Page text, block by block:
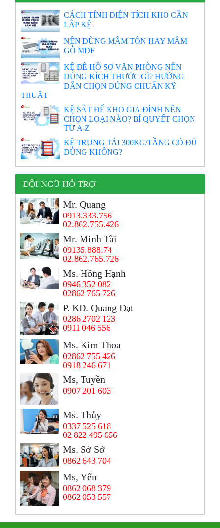
CÁCH TÍNH DIỆN TÍCH KHO CẦN
LẮP KỆ
NÊN DÙNG MÂM TÔN HAY MÂM
GỖ MDF
KỆ ĐỂ HỒ SƠ VĂN PHÒNG NÊN
DÙNG KÍCH THƯỚC GÌ? HƯỚNG
DẪN CHỌN ĐÚNG CHUẨN KỸ
THUẬT
KỆ SẮT ĐỂ KHO GIA ĐÌNH NÊN
CHỌN LOẠI NÀO? BÍ QUYẾT CHỌN
TỪ A-Z
KỆ TRUNG TẢI 300KG/TẦNG CÓ ĐỦ
DÙNG KHÔNG?
ĐỘI NGŨ HỖ TRỢ
Mr. Quang
0913.333.756
02.862.755.426
Mr. Minh Tài
09135.888.74
02.862.765.726
Ms. Hồng Hạnh
0946 352 082
02862 765 726
P. KD. Quang Đạt
0286 2702 123
0911 046 556
Ms. Kim Thoa
02862 755 426
0918 246 671
Ms, Tuyền
0907 201 603
Ms. Thủy
0337 525 618
02 822 495 656
Ms. Sở Sở
0862 643 704
Ms, Yến
0862 068 379
0862 053 557